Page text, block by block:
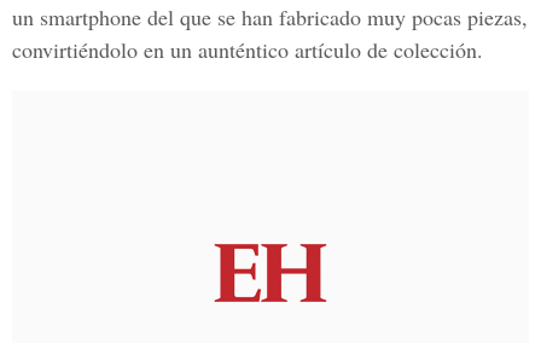
un smartphone del que se han fabricado muy pocas piezas,
convirtiéndolo en un aunténtico artículo de colección.